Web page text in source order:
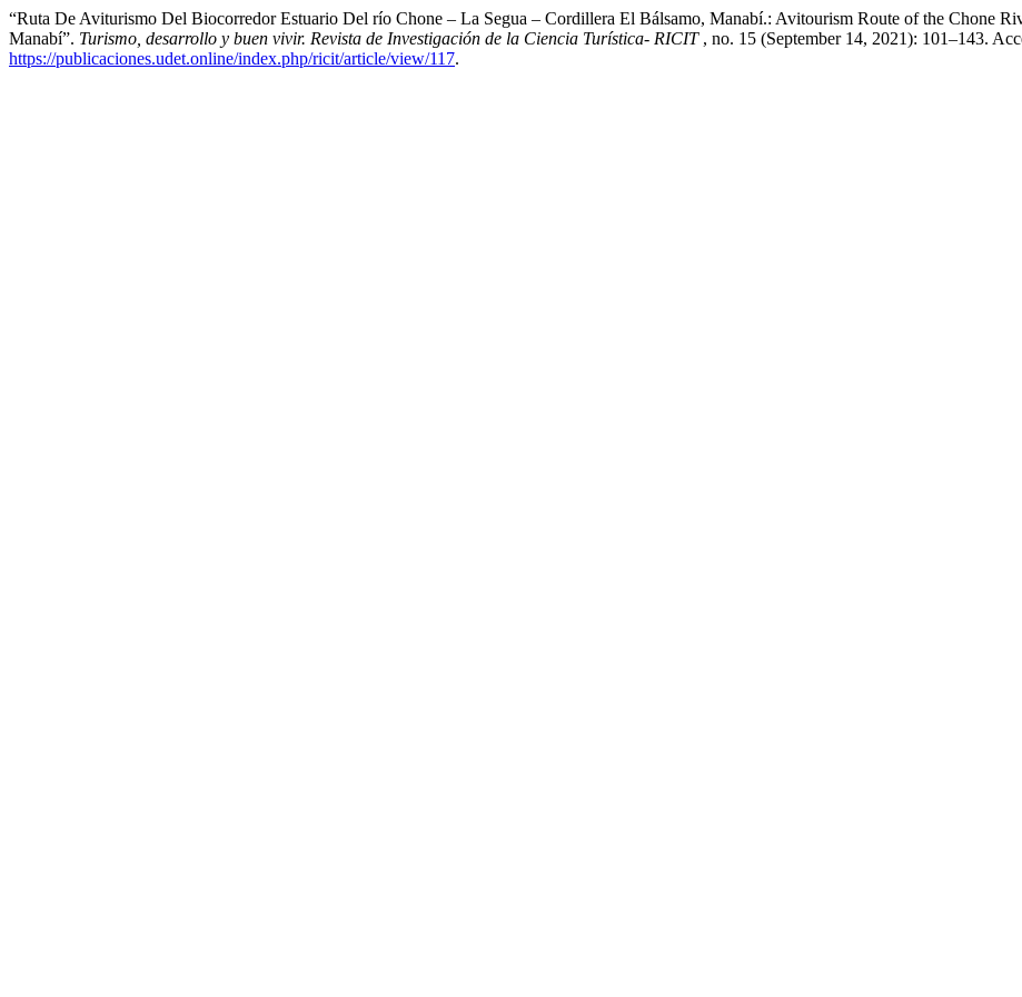
“Ruta De Aviturismo Del Biocorredor Estuario Del río Chone – La Segua – Cordillera El Bálsamo, Manabí.: Avitourism Route of the Chone
Manabí”. Turismo, desarrollo y buen vivir. Revista de Investigación de la Ciencia Turística- RICIT , no. 15 (September 14, 2021): 101–143.
https://publicaciones.udet.online/index.php/ricit/article/view/117.